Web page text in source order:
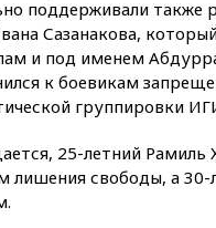
поддерживали также
Сазанакова,
и под именем
к боевикам
группировки
25-летний Рамиль
лишения свободы, а